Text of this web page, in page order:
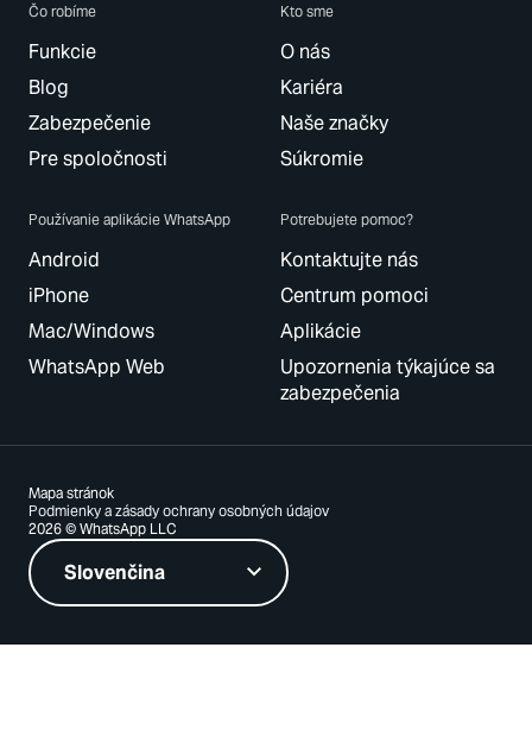
Čo robíme
Funkcie
Blog
Zabezpečenie
Pre spoločnosti
Kto sme
O nás
Kariéra
Naše značky
Súkromie
Používanie aplikácie WhatsApp
Android
iPhone
Mac/Windows
WhatsApp Web
Potrebujete pomoc?
Kontaktujte nás
Centrum pomoci
Aplikácie
Upozornenia týkajúce sa
zabezpečenia
2026 © WhatsApp LLC
Podmienky a zásady ochrany osobných údajov
Mapa stránok